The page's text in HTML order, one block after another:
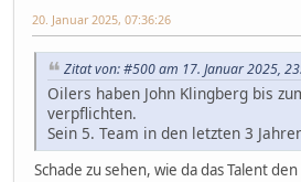
20. Januar 2025, 07:36:26
Zitat von: #500 am 17. Januar 2025,
Oilers haben John Klingberg bis
verpflichten.
Sein 5. Team in den letzten 3
Schade zu sehen, wie da das Talent